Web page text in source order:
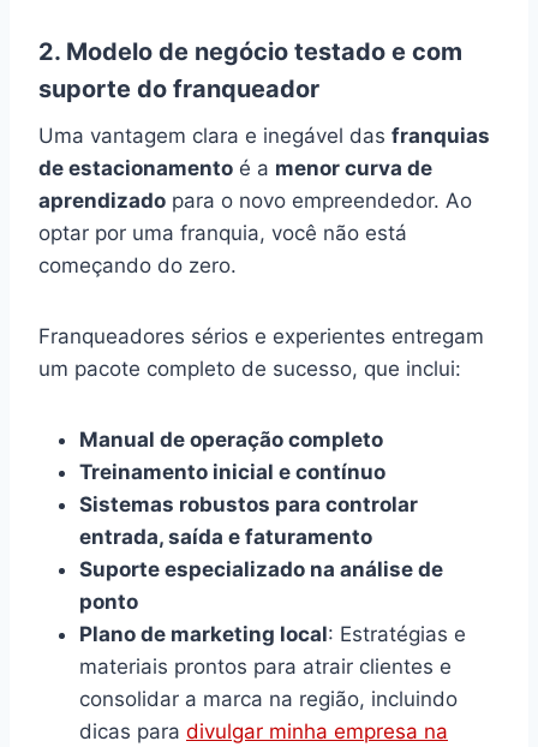
2. Modelo de negócio testado e com
suporte do franqueador
Uma vantagem clara e inegável das franquias
de estacionamento é a menor curva de
aprendizado para o novo empreendedor. Ao
optar por uma franquia, você não está
começando do zero.
Franqueadores sérios e experientes entregam
um pacote completo de sucesso, que inclui:
Manual de operação completo
Treinamento inicial e contínuo
Sistemas robustos para controlar
entrada, saída e faturamento
Suporte especializado na análise de
ponto
Plano de marketing local: Estratégias e
materiais prontos para atrair clientes e
consolidar a marca na região, incluindo
dicas para divulgar minha empresa na